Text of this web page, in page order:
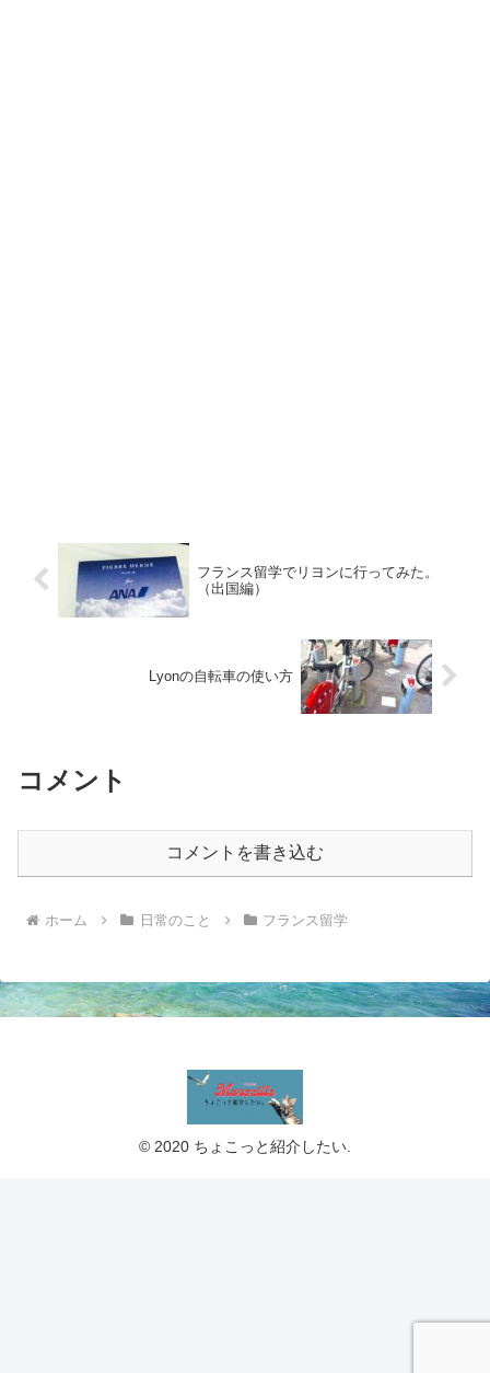
フランス留学でリヨンに行ってみた。
（出国編）
Lyonの自転車の使い方
コメント
コメントを書き込む
ホーム 日常のこと フランス留学
© 2020 ちょこっと紹介したい.